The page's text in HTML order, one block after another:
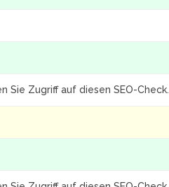
Sie Zugriff auf diesen SEO-Check.